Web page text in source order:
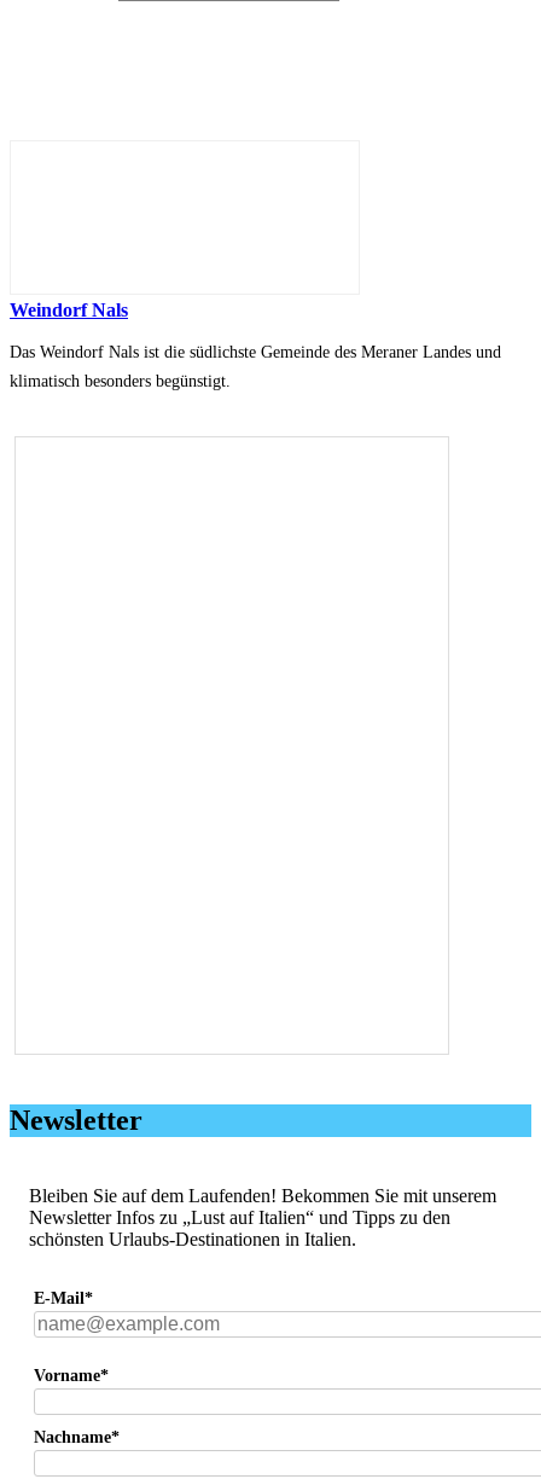
Weindorf Nals
Das Weindorf Nals ist die südlichste Gemeinde des Meraner Landes und
klimatisch besonders begünstigt.
Newsletter
Bleiben Sie auf dem Laufenden! Bekommen Sie mit unserem
Newsletter Infos zu „Lust auf Italien“ und Tipps zu den
schönsten Urlaubs-Destinationen in Italien.
E-Mail*
Vorname*
Nachname*